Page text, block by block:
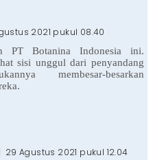
2021 pukul 08.40
PT Botanina Indonesia ini.
sisi unggul dari penyandang
membesar-besarkan
29 Agustus 2021 pukul 12.04